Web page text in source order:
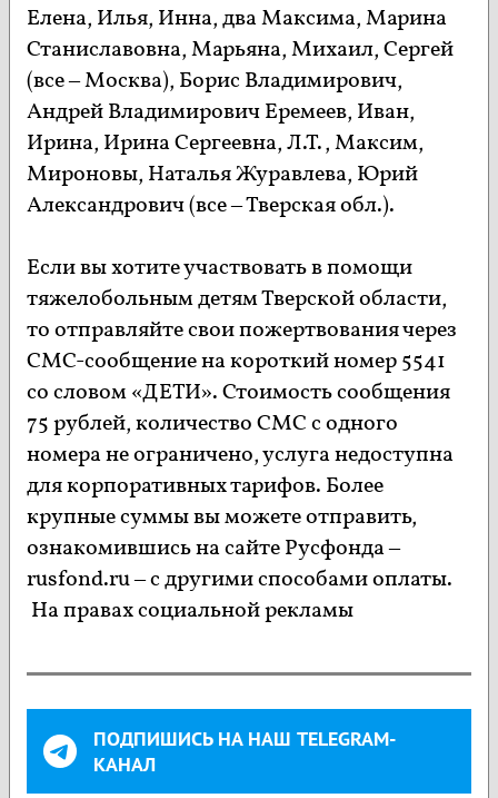
Елена, Илья, Инна, два Максима, Марина
Станиславовна, Марьяна, Михаил, Сергей
(все – Москва), Борис Владимирович,
Андрей Владимирович Еремеев, Иван,
Ирина, Ирина Сергеевна, Л.Т., Максим,
Мироновы, Наталья Журавлева, Юрий
Александрович (все – Тверская обл.).
Если вы хотите участвовать в помощи
тяжелобольным детям Тверской области,
то отправляйте свои пожертвования через
СМС-сообщение на короткий номер 5541
со словом «ДЕТИ». Стоимость сообщения
75 рублей, количество СМС с одного
номера не ограничено, услуга недоступна
для корпоративных тарифов. Более
крупные суммы вы можете отправить,
ознакомившись на сайте Русфонда –
rusfond.ru – с другими способами оплаты.
На правах социальной рекламы
ПОДПИШИСЬ НА НАШ TELEGRAM-
КАНАЛ